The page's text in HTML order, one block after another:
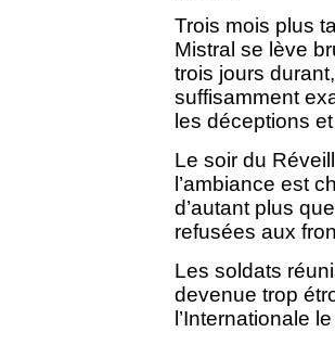
Trois mois plus
Mistral se lève
trois jours
suffisamment
les déceptions
Le soir du
l’ambiance est
d’autant plus
refusées aux
Les soldats
devenue trop
l’Internationale